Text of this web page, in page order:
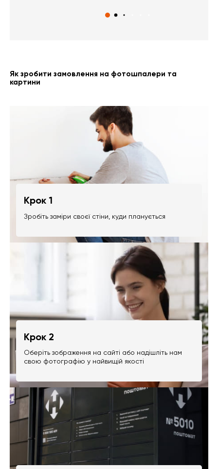
Як зробити замовлення на фотошпалери та
картини
Крок 1
Зробіть заміри своєї стіни, куди планується
Крок 2
Оберіть зображення на сайті або надішліть нам
свою фотографію у найвищій якості